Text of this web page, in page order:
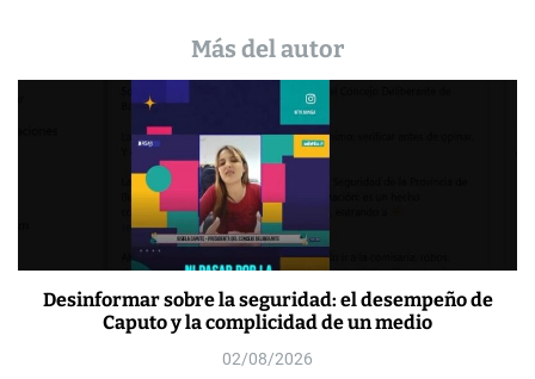
Más del autor
Desinformar sobre la seguridad: el desempeño de
Caputo y la complicidad de un medio
02/08/2026